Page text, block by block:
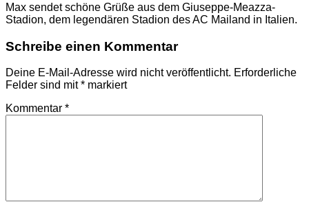
Max sendet schöne Grüße aus dem Giuseppe-Meazza-
Stadion, dem legendären Stadion des AC Mailand in Italien. ️
Schreibe einen Kommentar
Deine E-Mail-Adresse wird nicht veröffentlicht. Erforderliche
Felder sind mit* markiert
Kommentar *